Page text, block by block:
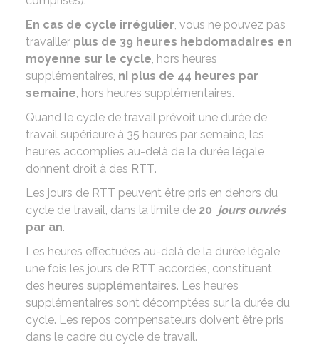
En cas de cycle irrégulier, vous ne pouvez pas
travailler plus de 39 heures hebdomadaires en
moyenne sur le cycle, hors heures
supplémentaires, ni plus de 44 heures par
semaine, hors heures supplémentaires.
Quand le cycle de travail prévoit une durée de
travail supérieure à 35 heures par semaine, les
heures accomplies au-delà de la durée légale
donnent droit à des RTT.
Les jours de RTT peuvent être pris en dehors du
cycle de travail, dans la limite de 20 jours ouvrés
par an.
Les heures effectuées au-delà de la durée légale,
une fois les jours de RTT accordés, constituent
des heures supplémentaires. Les heures
supplémentaires sont décomptées sur la durée du
cycle. Les repos compensateurs doivent être pris
dans le cadre du cycle de travail.